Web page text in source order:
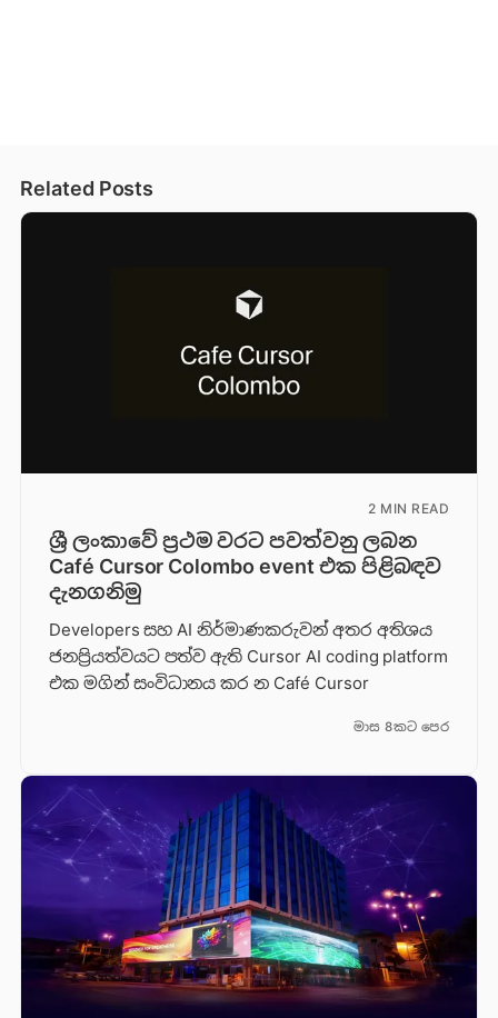
Related Posts
2 MIN READ
ශ්‍රී ලංකාවේ ප්‍රථම වරට පවත්වනු ලබන
Café Cursor Colombo event එක පිළිබඳව
දැනගනිමු
Developers සහ AI නිර්මාණකරුවන් අතර අතිශය
ජනප්‍රියත්වයට පත්ව ඇති Cursor AI coding platform
එක මගින් සංවිධානය කර න Café Cursor
මාස 8කට පෙර